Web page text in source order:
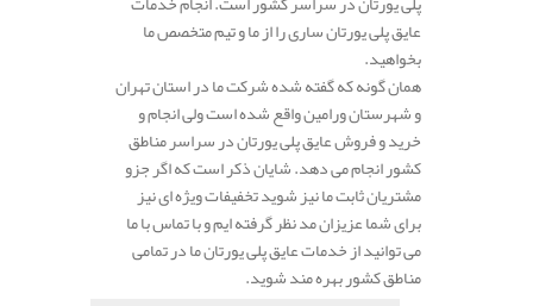
عایق پلی یورتان ساری را از ما و تیم متخصص ما
بخواهید.
همان گونه که گفته شده شرکت ما در استان تهران
و شهرستان ورامین واقع شده است ولی انجام و
خرید و فروش عایق پلی یورتان در سراسر مناطق
کشور انجام می دهد. شایان ذکر است که اگر جزو
مشتریان ثابت ما نیز شوید تخفیفات ویژه ای نیز
برای شما عزیزان مد نظر گرفته ایم و با تماس با ما
می توانید از خدمات عایق پلی یورتان ما در تمامی
مناطق کشور بهره مند شوید.